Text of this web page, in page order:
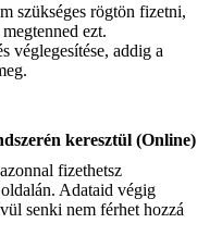
szükséges rögtön fizetni,
ezt.
véglegesítése, addig a
keresztül (Online)
fizethetsz
Adataid végig
senki nem férhet hozzá